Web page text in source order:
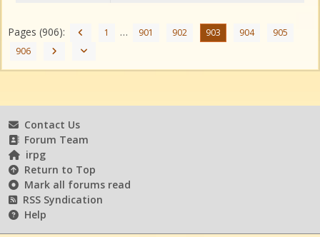
Pages (906): 1 … 901 902 903 904
905
906
Contact Us
Forum Team
irpg
Return to Top
Mark all forums read
RSS Syndication
Help